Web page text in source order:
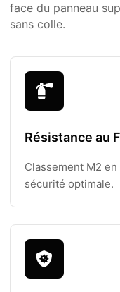
face du panneau
sans colle.
Résistance au
Classement M2
sécurité optimale.